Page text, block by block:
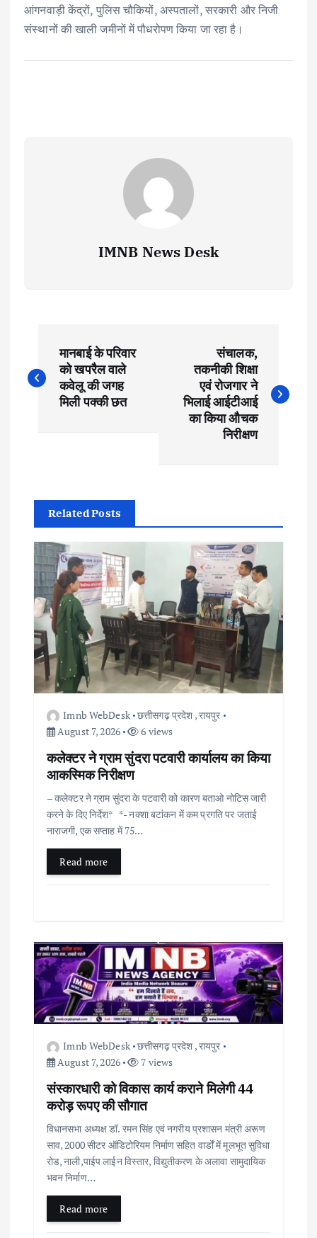
आंगनवाड़ी केंद्रों, पुलिस चौकियों, अस्पतालों, सरकारी और निजी
संस्थानों की खाली जमीनों में पौधरोपण किया जा रहा है।
IMNB News Desk
o
v
g
a
t
मानबाई के परिवार
को खपरैल वाले
कवेलू की जगह
मिली पक्की छत
संचालक,
तकनीकी शिक्षा
एवं रोजगार ने
भिलाई आईटीआई
का किया औचक
निरीक्षण
Related Posts
Imnb WebDesk छत्तीसगढ़ प्रदेश ,रायपुर
August 7, 2026
6 views
कलेक्टर ने ग्राम सुंदरा पटवारी कार्यालय का किया
आकस्मिक निरीक्षण
– कलेक्टर ने ग्राम सुंदरा के पटवारी को कारण बताओ नोटिस जारी
करने के दिए निर्देश* *- नक्शा बटांकन में कम प्रगति पर जताई
नाराजगी, एक सप्ताह में 75…
Read more
Imnb WebDesk छत्तीसगढ़ प्रदेश ,रायपुर
August 7, 2026
7 views
संस्कारधारी को विकास कार्य कराने मिलेगी 44
करोड़ रूपए की सौगात
विधानसभा अध्यक्ष डॉ. रमन सिंह एवं नगरीय प्रशासन मंत्री अरूण
साव, 2000 सीटर ऑडिटोरियम निर्माण सहित वार्डों में मूलभूत सुविधा
रोड, नाली,पाईप लाईन विस्तार, विद्युतीकरण के अलावा सामुदायिक
भवन निर्माण…
Read more